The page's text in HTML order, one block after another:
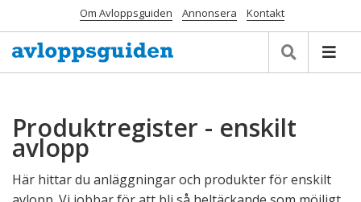
Om Avloppsguiden Annonsera Kontakt
Produktregister - enskilt
avlopp
Här hittar du anläggningar och produkter för enskilt